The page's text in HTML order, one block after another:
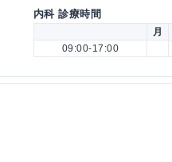
内科 診療時間
月
09:00-17:00